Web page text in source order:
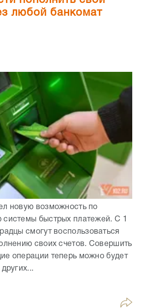
любой банкомат
новую возможность по
системы быстрых платежей. С 1
смогут воспользоваться
своих счетов. Совершить
операции теперь можно будет